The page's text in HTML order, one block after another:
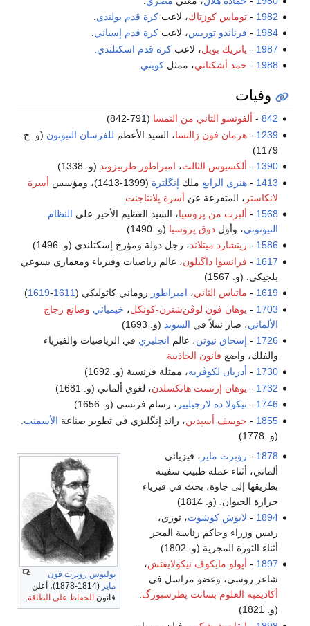
1982
-توماس كوزتاك، لاعبكرة قدم بولندي
1984
- فرناندو توريس، لاعبكرة قدم إسباني.
1987
- پاتريك بويل، لاعبكرة قدم اسكتلندي
1988
- حمد أشكناني، ممثلكويتي
وفيات
842
- ألفونسو الثاني من النمسا (791-842)
1239
-هرمان فون زالتسا، السيد الأعظم للفرسان التيوتون (و. ح.
1179)
1390
- ألكسيوس الثالث، امبراطور طربيزوند (و. 1338)
1413
-هنري الرابع ملك إنگلترة (1399-1413)، ومؤسس
أسرة
لانكاستر ، المتفرعة عن أسرة پلانتاجنت
1568
- ألبرت من پروسيا، السيد العظيم الأخير على النظام
التيوتوني، وأولدوق پروسيا (و. 1490)
1586
- ريتشارد ميتلاند، رجل دولة ومؤرخ إسكتلندي (و. 1496)
1617
- فرانسوا داگيلون، عالم رياضيات وفيزياء ومعماري يسوعي
بلجيكي. (و. 1567)
1619
- ماتياس الثاني، امبراطور روماني كاثوليكي (1611
-
1619
)
1703
- يوهان فون لوڤن‌شترن-كونكل، خيميائي وصانع زجاج
الألماني، صار نبيلاً في السويد (و. 1693)
1726
- إسحاق نيوتن، عالم انجليزي في الرياضيات والفيزياء
والفلك، واضع قانون الجاذبية
1730
- أدريان لكوڤريه، ممثلة فرنسية (و. 1692)
1732
- يوهان إرنست هانكسلدن، لغوي ألماني (و. 1681)
1746
- نيكولا ده لارجيليير ، رسام فرنسي (و. 1656)
1855
- جوسف أسپدين، رائد إنگليزي في تطوير صناعة الأسمنت
(و. 1778)
يوليوس روبرت فون
ماير
(1814-1878)، أعلن
قانون الحفاظ على الطاقة
1878
- روبرت ماير ، فيزيائي
ألماني، أثناء عمله طبيب سفينة
بطريقها إلى جاوة، بحث في فيزياء
حرارة الحيوان. (و. 1814)
1894
- لايوش كوشوت، ثوري،
رئيس وزراء وحاكم رئاسة المجر
أثناء الثورة المجرية (و. 1802)
1897
- أپولو مايكوڤ نيكولايڤتش،
شاعر روسي، وعضو مراسل في
أكاديمية العلوم بسانت پطرسبورگ.
(و. 1821)